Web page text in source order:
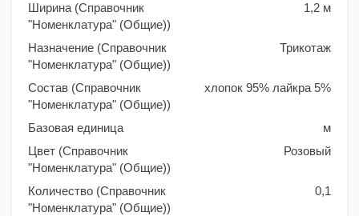
Ширина (Справочник
"Номенклатура" (Общие))
1,2 м
Назначение (Справочник
"Номенклатура" (Общие))
Трикотаж
Состав (Справочник
"Номенклатура" (Общие))
хлопок 95% лайкра 5%
Базовая единица
м
Цвет (Справочник
"Номенклатура" (Общие))
Розовый
Количество (Справочник
"Номенклатура" (Общие))
0,1